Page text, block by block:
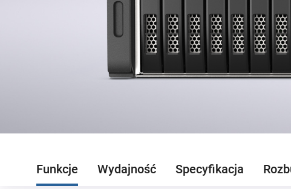
Funkcje Wydajność Specyfikacja